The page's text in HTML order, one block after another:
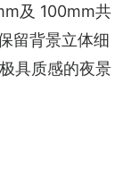
及 100mm共
留背景立体细
具质感的夜景